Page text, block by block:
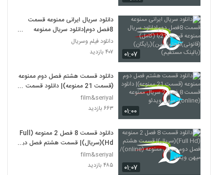
مستقیم)
۰۱:۰۷
دانلود سریال ایرانی ممنوعه قسمت
8فصل دوم|دانلود سریال ممنوعه
ببین)(رایگان)(بالینک مستقیم)
دانلود فیلم وسریال
۴۰۷ بازدید
۰۱:۰۰
دانلود قسمت هشتم فصل دوم ممنوعه
(قسمت 21 ممنوعه)| دانلود قسمت 8
میهن ویدئو
film&seriyal
۶۶۳ بازدید
۰۱:۰۷
دانلود قسمت 8 فصل 2 ممنوعه (Full
Hd)(سریال)| قسمت هشتم فصل دوم
سریال ممنوعه (online)/ میهن ویدئو
film&seriyal
۴۸۵ بازدید